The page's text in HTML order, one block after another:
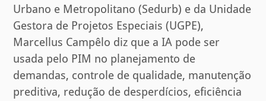
Urbano e Metropolitano (Sedurb) e da Unidade
Gestora de Projetos Especiais (UGPE),
Marcellus Campêlo diz que a IA pode ser
usada pelo PIM no planejamento de
demandas, controle de qualidade, manutenção
preditiva, redução de desperdícios, eficiência